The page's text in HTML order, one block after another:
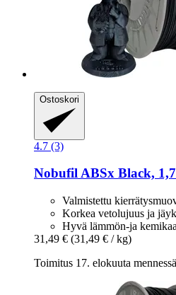
Ostoskori
4.7 (3)
NobufilABSx Black,
Valmistettu
Korkea vetolujuus ja
Hyvä lämmön-ja
31,49 € (31,49 € / kg)
Toimitus 17. elokuuta mennessä